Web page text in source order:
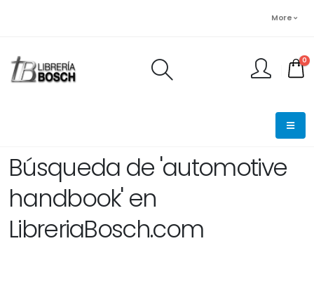
More
0
Búsqueda de 'automotive
handbook' en
LibreriaBosch.com